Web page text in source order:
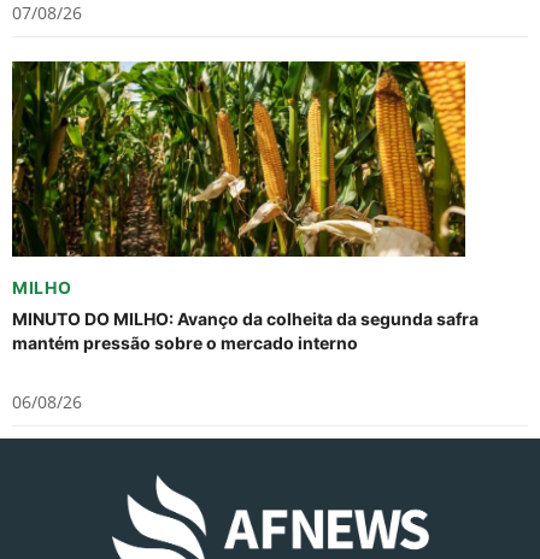
07/08/26
MILHO
MINUTO DO MILHO: Avanço da colheita da segunda safra
mantém pressão sobre o mercado interno
06/08/26